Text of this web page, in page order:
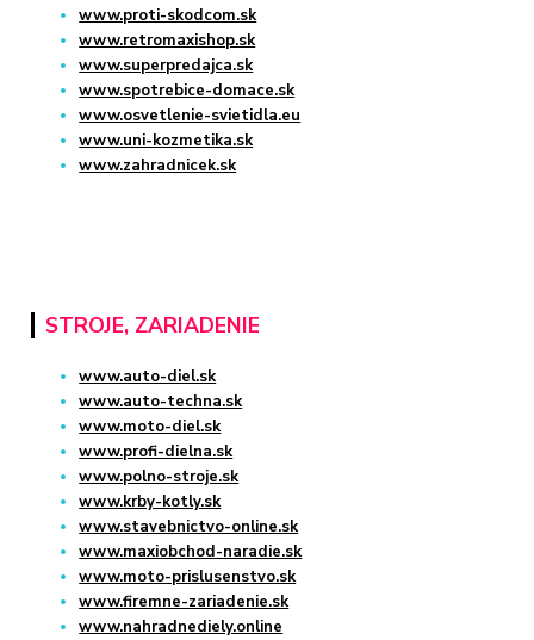
www.proti-skodcom.sk
www.retromaxishop.sk
www.superpredajca.sk
www.spotrebice-domace.sk
www.osvetlenie-svietidla.eu
www.uni-kozmetika.sk
www.zahradnicek.sk
STROJE, ZARIADENIE
www.auto-diel.sk
www.auto-techna.sk
www.moto-diel.sk
www.profi-dielna.sk
www.polno-stroje.sk
www.krby-kotly.sk
www.stavebnictvo-online.sk
www.maxiobchod-naradie.sk
www.moto-prislusenstvo.sk
www.firemne-zariadenie.sk
www.nahradnediely.online